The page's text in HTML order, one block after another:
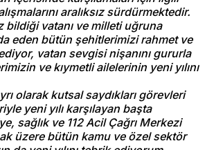
aralıksız sürdürmektedir.
bildiği vatanı ve milleti uğruna
eden bütün şehitlerimizi rahmet ve
vatan sevgisi nişanını gururla
ve kıymetli ailelerinin yeni yılını
olarak kutsal saydıkları görevleri
yeni yılı karşılayan başta
sağlık ve 112 Acil Çağrı Merkezi
üzere bütün kamu ve özel sektör